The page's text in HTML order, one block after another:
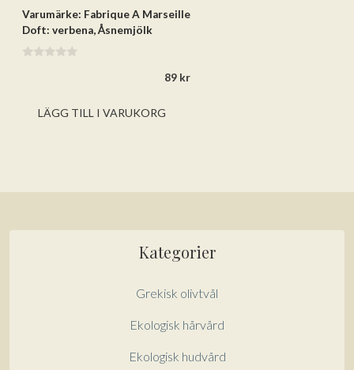
Varumärke: Fabrique A Marseille
Doft: verbena, Åsnemjölk
89 kr
LÄGG TILL I VARUKORG
Kategorier
Grekisk olivtvål
Ekologisk hårvård
Ekologisk hudvård